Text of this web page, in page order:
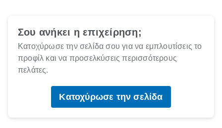
Σου ανήκει η επιχείρηση;
Κατοχύρωσε την σελίδα σου για να εμπλουτίσεις το
προφίλ και να προσελκύσεις περισσότερους
πελάτες.
Κατοχύρωσε την σελίδα